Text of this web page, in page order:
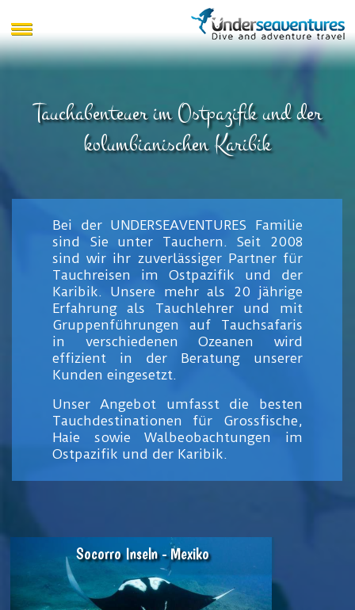
Tauchabenteuer im Ostpazifik und der
kolumbianischen Karibik
Bei der UNDERSEAVENTURES Familie
sind Sie unter Tauchern. Seit 2008
sind wir ihr zuverlässiger Partner für
Tauchreisen im Ostpazifik und der
Karibik. Unsere mehr als 20 jährige
Erfahrung als Tauchlehrer und mit
Gruppenführungen auf Tauchsafaris
in verschiedenen Ozeanen wird
effizient in der Beratung unserer
Kunden eingesetzt.
Unser Angebot umfasst die besten
Tauchdestinationen für Grossfische,
Haie sowie Walbeobachtungen im
Ostpazifik und der Karibik.
Socorro Inseln - Mexiko